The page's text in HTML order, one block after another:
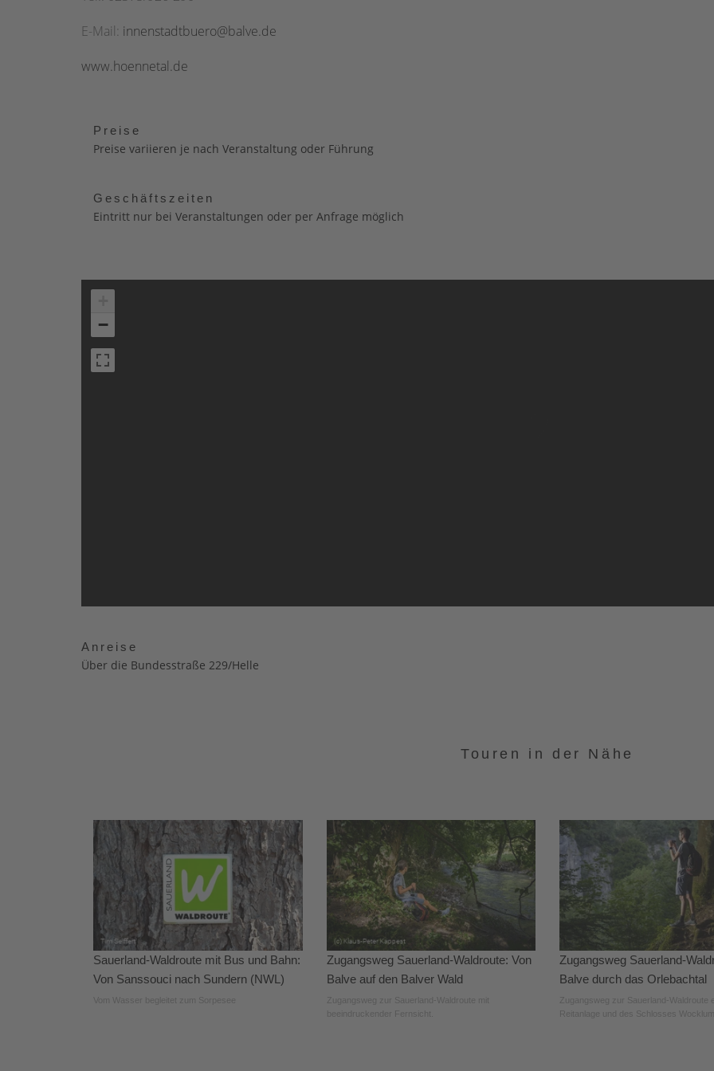
E-Mail: innenstadtbuero@balve.de
www.hoennetal.de
Preise
Preise variieren je nach Veranstaltung oder Führung
Geschäftszeiten
Eintritt nur bei Veranstaltungen oder per Anfrage möglich
−
Anreise
Über die Bundesstraße 229/Helle
Touren in der Nähe
Sauerland-Waldroute mit Bus und Bahn:
Von Sanssouci nach Sundern (NWL)
Vom Wasser begleitet zum Sorpesee
Zugangsweg Sauerland-Waldroute: Von
Balve auf den Balver Wald
Zugangsweg zur Sauerland-Waldroute mit
beeindruckender Fernsicht.
Zugangsweg Sauerland-
Balve durch das Orlebachtal
Zugangsweg zur Sauerland-Waldroute
Reitanlage und des Schlosses